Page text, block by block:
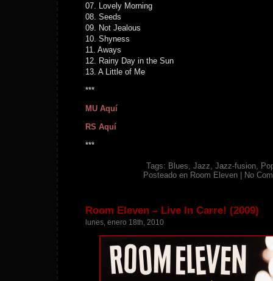
07. Lovely Morning
08. Seeds
09. Not Jealous
10. Shyness
11. Aways
12. Rainy Day in the Sun
13. A Little of Me
***
MU Aquí
RS Aquí
***
Tags: Blues, Jazz, Jazz-fusion,
Posteado en Room Eleven No
Room Eleven – Live In Carre! (2009)
lunes, enero 18th, 2010